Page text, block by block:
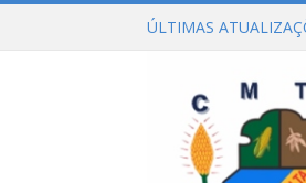
ÚLTIMAS